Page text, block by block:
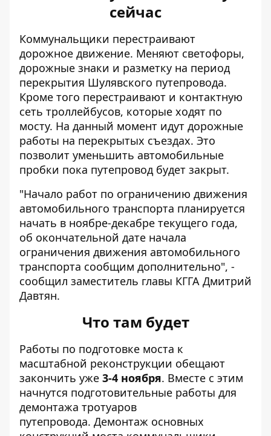
сейчас
Коммунальщики перестраивают
дорожное движение. Меняют светофоры,
дорожные знаки и разметку на период
перекрытия Шулявского путепровода.
Кроме того перестраивают и контактную
сеть троллейбусов, которые ходят по
мосту. На данный момент идут дорожные
работы на перекрытых съездах. Это
позволит уменьшить автомобильные
пробки пока путепровод будет закрыт.
"Начало работ по ограничению движения
автомобильного транспорта планируется
начать в ноябре-декабре текущего года,
об окончательной дате начала
ограничения движения автомобильного
транспорта сообщим дополнительно", -
сообщил заместитель главы КГГА Дмитрий
Давтян.
Что там будет
Работы по подготовке моста к
масштабной реконструкции обещают
закончить уже 3-4 ноября. Вместе с этим
начнутся подготовительные работы для
демонтажа тротуаров
путепровода. Демонтаж основных